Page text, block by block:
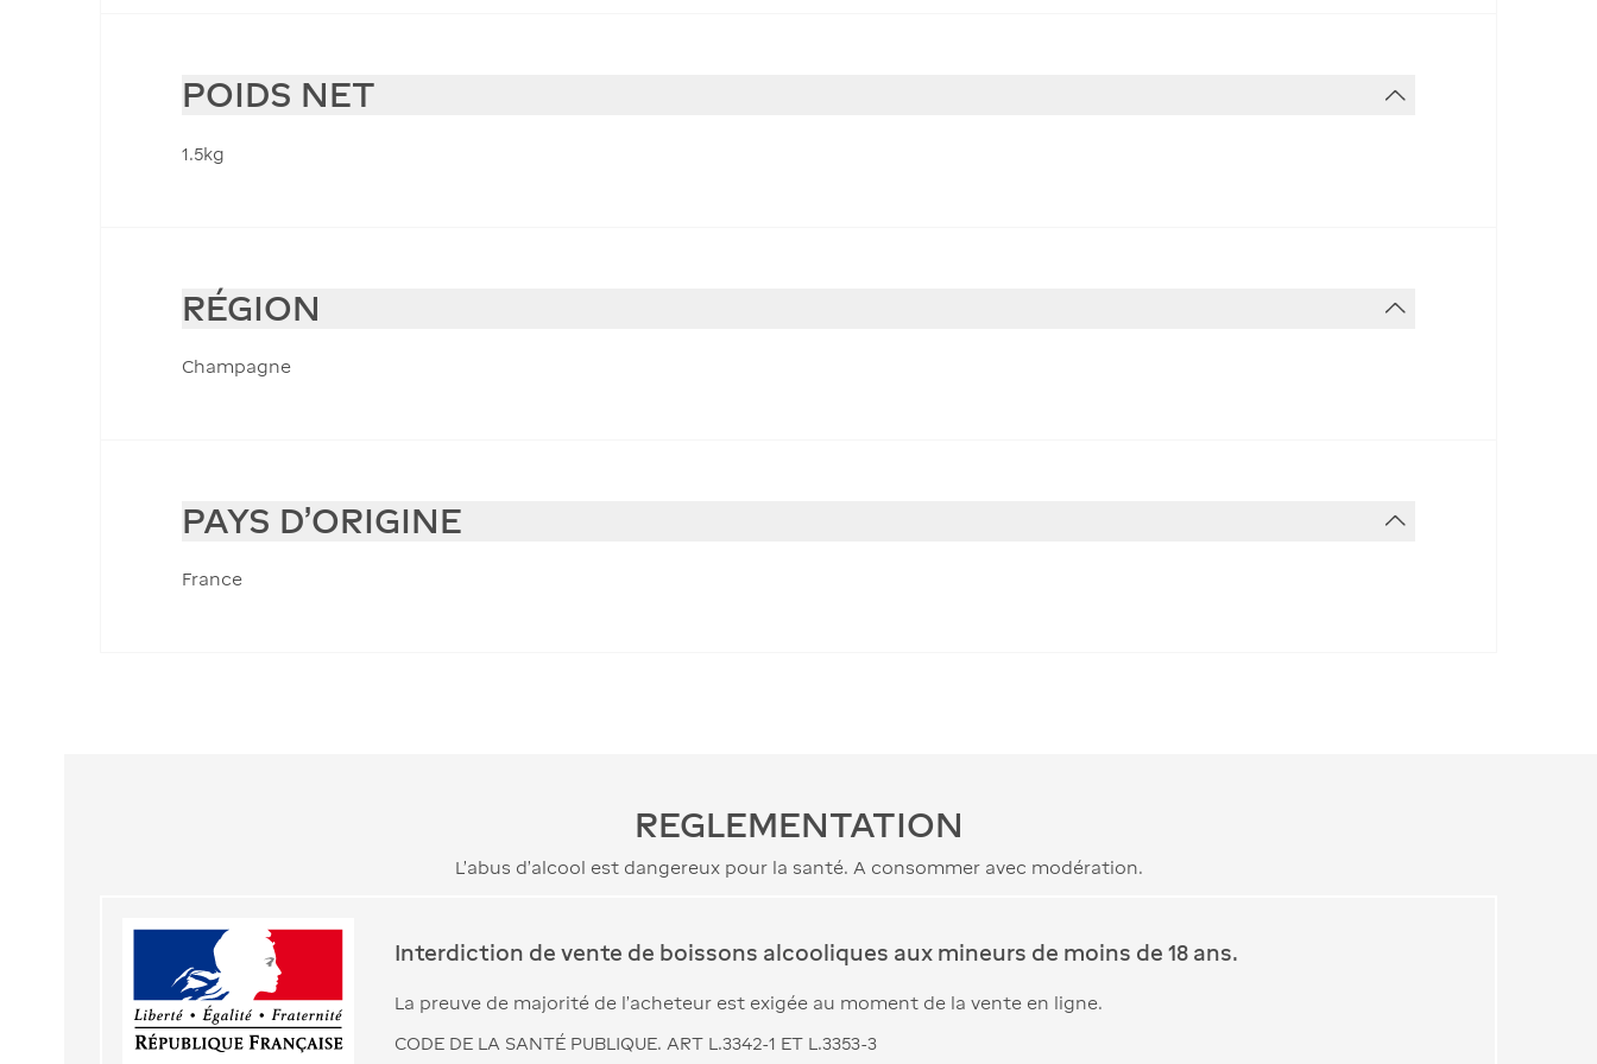
POIDS NET
1.5kg
RÉGION
Champagne
PAYS D'ORIGINE
France
REGLEMENTATION
L’abus d’alcool est dangereux pour la santé. A consommer avec modération.
Interdiction de vente de boissons alcooliques aux mineurs de moins de 18 ans.
La preuve de majorité de l’acheteur est exigée au moment de la vente en ligne.
CODE DE LA SANTÉ PUBLIQUE. ART L.3342-1 ET L.3353-3